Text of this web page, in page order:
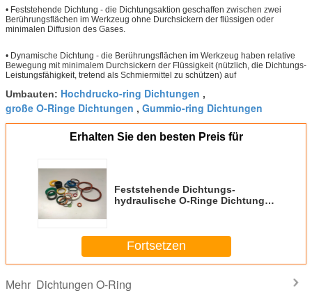
• Feststehende Dichtung - die Dichtungsaktion geschaffen zwischen zwei
Berührungsflächen im Werkzeug ohne Durchsickern der flüssigen oder
minimalen Diffusion des Gases.
• Dynamische Dichtung - die Berührungsflächen im Werkzeug haben relative
Bewegung mit minimalem Durchsickern der Flüssigkeit (nützlich, die Dichtungs-
Leistungsfähigkeit, tretend als Schmiermittel zu schützen) auf
Umbauten: Hochdrucko-ring Dichtungen ,
große O-Ringe Dichtungen , Gummio-ring Dichtungen
Erhalten Sie den besten Preis für
Feststehende Dichtungs-
hydraulische O-Ringe Dichtungs-
Fortsetzen
Mehr Dichtungen O-Ring